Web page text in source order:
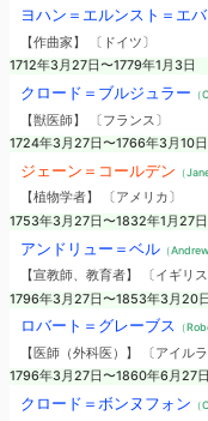
ヨハン＝エルンスト＝エ
【作曲家】 〔ドイツ〕
1712年3月27日〜1779年1月3日
クロード＝ブルジュラー
【獣医師】 〔フランス〕
1724年3月27日〜1766年3月10日
ジェーン＝コールデン （
【植物学者】 〔アメリカ〕
1753年3月27日〜1832年1月27日
アンドリュー＝ベル（Andrew
【宣教師、教育者】 〔イギリス
1796年3月27日〜1853年3月20日
ロバート＝グレーブス （
【医師（外科医）】 〔アイルラ
1796年3月27日〜1860年6月27日
クロード＝ボンヌフォン